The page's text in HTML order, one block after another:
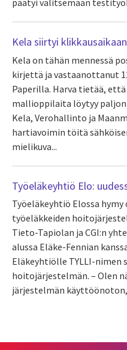
päätyi valitsemaan
Kela siirtyi klikkausaikaan
Kela on tähän mennessä
kirjettä ja vastaanottanut
Paperilla. Harva tietää,
mallioppilaita löytyy
Kela, Verohallinto ja
hartiavoimin töitä
mielikuva...
Työeläkeyhtiö Elo:
Työeläkeyhtiö Elossa hymy
työeläkkeiden
Tieto-Tapiolan ja CGI:n
alussa Eläke-Fennian
Eläkeyhtiölle TYLLI-nimen
hoitojärjestelmän. – Olen
järjestelmän